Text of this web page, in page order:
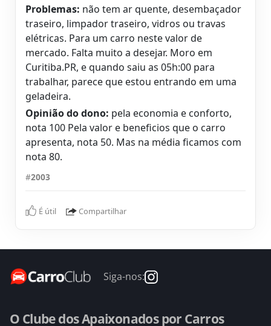
Problemas: não tem ar quente, desembaçador
traseiro, limpador traseiro, vidros ou travas
elétricas. Para um carro neste valor de
mercado. Falta muito a desejar. Moro em
Curitiba.PR, e quando saiu as 05h:00 para
trabalhar, parece que estou entrando em uma
geladeira.
Opinião do dono: pela economia e conforto,
nota 100 Pela valor e beneficios que o carro
apresenta, nota 50. Mas na média ficamos com
nota 80.
#2003
É útil Compartilhar
Siga-nos:
O Clube dos Apaixonados por Carros